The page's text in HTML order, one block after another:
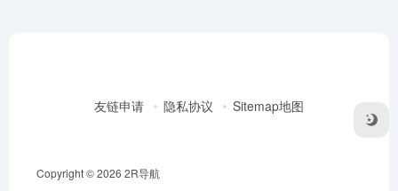
友链申请 隐私协议 Sitemap地图
Copyright © 2026 2R导航